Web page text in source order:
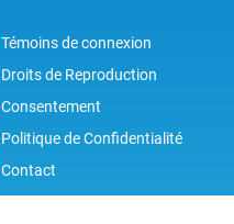
Témoins de connexion
Droits de Reproduction
Consentement
Politique de Confidentialité
Contact